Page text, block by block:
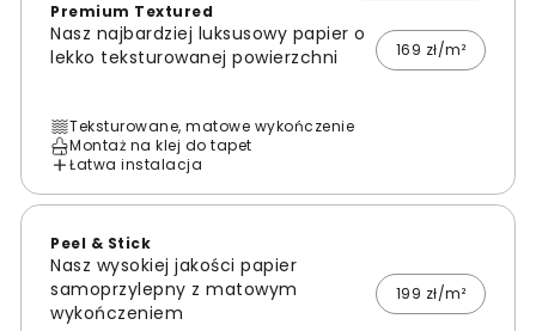
Premium Textured
Nasz najbardziej luksusowy papier o
lekko teksturowanej powierzchni
169 zł/m²
Teksturowane, matowe wykończenie
Montaż na klej do tapet
Łatwa instalacja
Peel & Stick
Nasz wysokiej jakości papier
samoprzylepny z matowym
wykończeniem
199 zł/m²